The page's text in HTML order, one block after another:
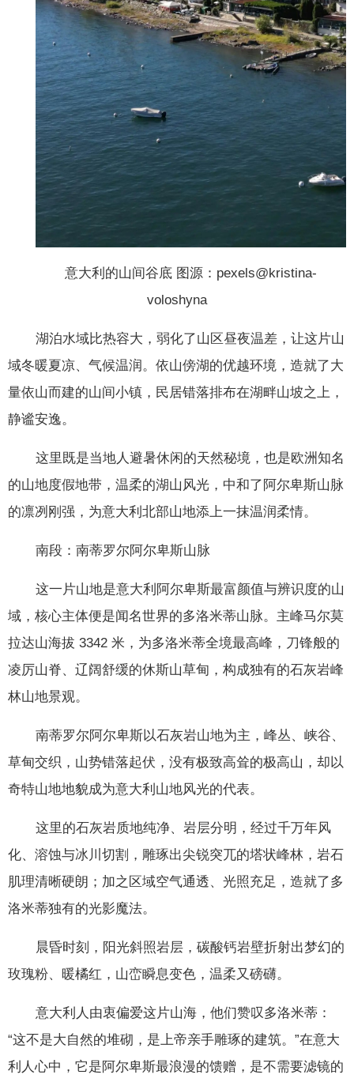
意大利的山间谷底 图源：pexels@kristina-
voloshyna
湖泊水域比热容大，弱化了山区昼夜温差，让这片山
域冬暖夏凉、气候温润。依山傍湖的优越环境，造就了大
量依山而建的山间小镇，民居错落排布在湖畔山坡之上，
静谧安逸。
这里既是当地人避暑休闲的天然秘境，也是欧洲知名
的山地度假地带，温柔的湖山风光，中和了阿尔卑斯山脉
的凛冽刚强，为意大利北部山地添上一抹温润柔情。
南段：南蒂罗尔阿尔卑斯山脉
这一片山地是意大利阿尔卑斯最富颜值与辨识度的山
域，核心主体便是闻名世界的多洛米蒂山脉。主峰马尔莫
拉达山海拔 3342 米，为多洛米蒂全境最高峰，刀锋般的
凌厉山脊、辽阔舒缓的休斯山草甸，构成独有的石灰岩峰
林山地景观。
南蒂罗尔阿尔卑斯以石灰岩山地为主，峰丛、峡谷、
草甸交织，山势错落起伏，没有极致高耸的极高山，却以
奇特山地地貌成为意大利山地风光的代表。
这里的石灰岩质地纯净、岩层分明，经过千万年风
化、溶蚀与冰川切割，雕琢出尖锐突兀的塔状峰林，岩石
肌理清晰硬朗；加之区域空气通透、光照充足，造就了多
洛米蒂独有的光影魔法。
晨昏时刻，阳光斜照岩层，碳酸钙岩壁折射出梦幻的
玫瑰粉、暖橘红，山峦瞬息变色，温柔又磅礴。
意大利人由衷偏爱这片山海，他们赞叹多洛米蒂：
“这不是大自然的堆砌，是上帝亲手雕琢的建筑。”在意大
利人心中，它是阿尔卑斯最浪漫的馈赠，是不需要滤镜的